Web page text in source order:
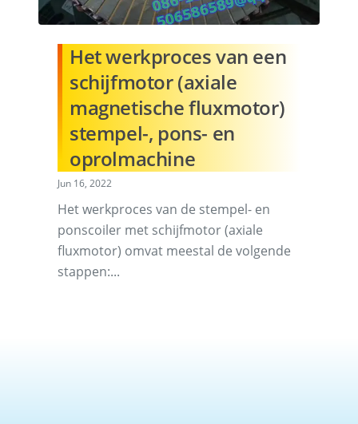
Het werkproces van een
schijfmotor (axiale
magnetische fluxmotor)
stempel-, pons- en
oprolmachine
Jun 16, 2022
Het werkproces van de stempel- en
ponscoiler met schijfmotor (axiale
fluxmotor) omvat meestal de volgende
stappen:...